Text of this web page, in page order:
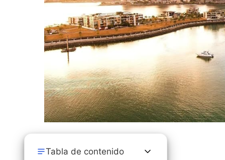
Tabla de contenido